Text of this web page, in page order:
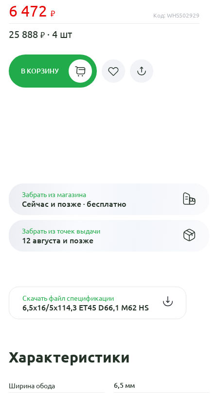
6 472 Код: WHS502929
25 888 · 4 шт
В КОРЗИНУ
Забрать из магазина
Сейчас и позже · бесплатно
Забрать из точек выдачи
12 августа и позже
Скачать файл спецификации
6,5x16/5x114,3 ET45 D66,1 M62 HS
Характеристики
Ширина обода 6,5 мм